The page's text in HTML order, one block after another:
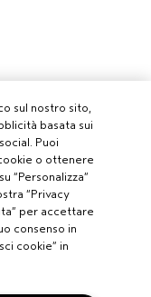
sul nostro sito,
basata sui
Puoi
o ottenere
“Personalizza”
“Privacy
per accettare
consenso in
cookie” in